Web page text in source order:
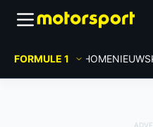
FORMULE 1 HOMENIEUWS